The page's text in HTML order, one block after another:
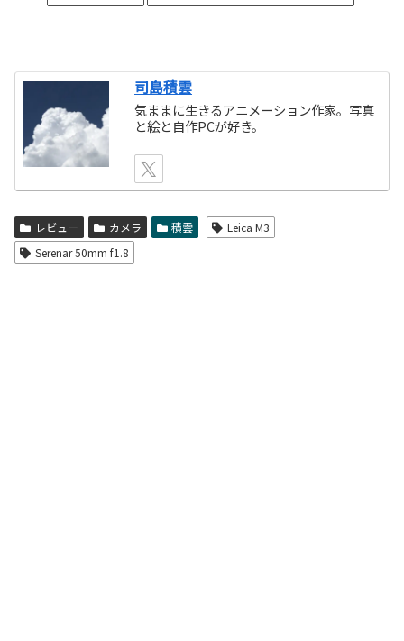
司島積雲
気ままに生きるアニメーション作家。写真
と絵と自作PCが好き。
レビュー カメラ 積雲
Leica M3
Serenar 50mm f1.8